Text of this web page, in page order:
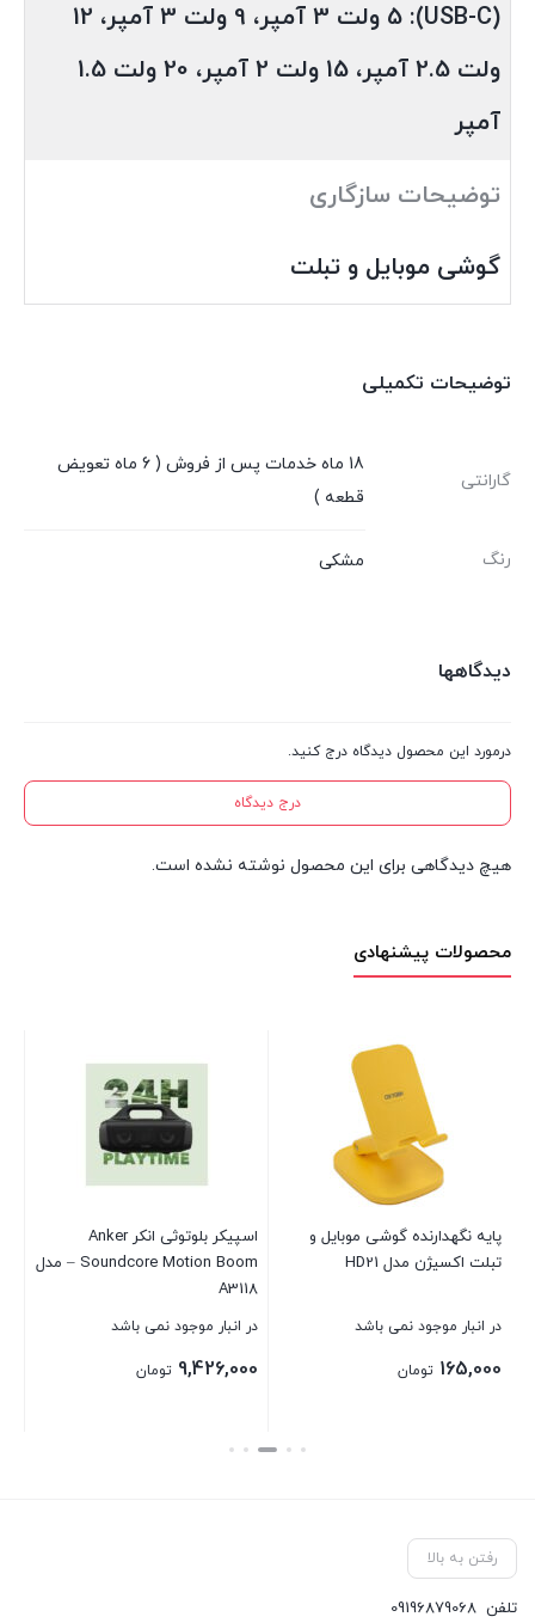
(USB-C): 5 ولت 3 آمپر، 9 ولت 3 آمپر، 12
ولت 2.5 آمپر، 15 ولت 2 آمپر، 20 ولت 1.5
آمپر
توضیحات سازگاری
گوشی موبایل و تبلت
توضیحات تکمیلی
گارانتی
18 ماه خدمات پس از فروش ( 6 ماه تعویض
قطعه )
رنگ مشکی
دیدگاهها
درمورد این محصول دیدگاه درج کنید.
درج دیدگاه
هیچ دیدگاهی برای این محصول نوشته نشده است.
محصولات پیشنهادی
پایه نگهدارنده گوشی موبایل و
تبلت اکسیژن مدل HD21
در انبار موجود نمی باشد
165,000 تومان
اسپیکر بلوتوثی انکر Anker
Soundcore Motion Boom – مدل
A3118
در انبار موجود نمی باشد
9,426,000 تومان
بستن
رفتن به بالا
تلفن 09196879068